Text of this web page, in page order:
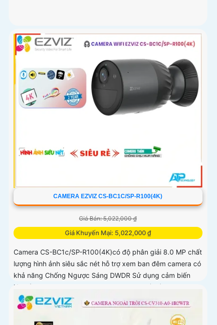
CAMERA EZVIZ CS-BC1C/SP-R100(4K)
Giá Bán: 5,022,000 ₫
Giá Khuyến Mại: 5,022,000 ₫
Camera CS-BC1c/SP-R100(4K)có độ phân giải 8.0 MP chất
lượng hình ảnh siêu sắc nét hỗ trợ xem ban đêm camera có
khả năng Chống Ngược Sáng DWDR Sử dụng cảm biến
hình ảnh CMOS camera CS-BC1c/SP-R100(4K) là một loại
camera giá rẻ với khả năng lưu trữ dữ liệu lên đến 512GB
thông qua khe thẻ nhớ